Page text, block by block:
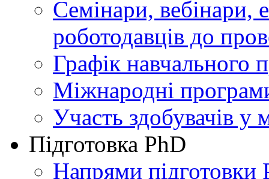
Семінари, вебінари,
роботодавців до
Графік навчального
Міжнародні
Участь здобувачів
Підготовка PhD
Напрями підготовки